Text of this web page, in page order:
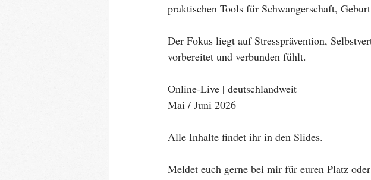
praktischen Tools für Schwangerschaft,
Der Fokus liegt auf Stressprävention,
vorbereitet und verbunden fühlt.
Online-Live | deutschlandweit
Mai / Juni 2026
Alle Inhalte findet ihr in den Slides.
Meldet euch gerne bei mir für euren Platz